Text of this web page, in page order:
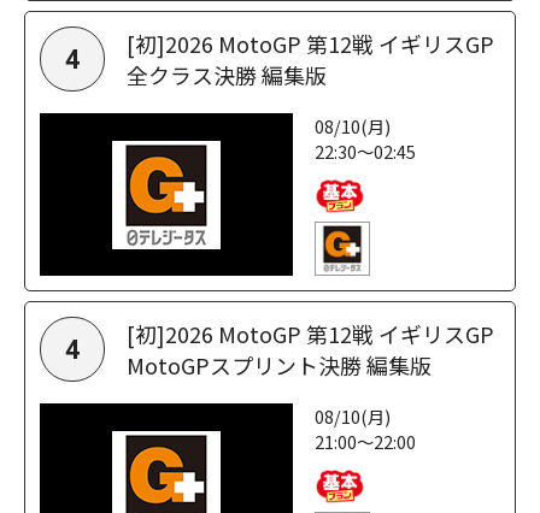
4
[初]2026 MotoGP 第12戦 イギリスGP
全クラス決勝 編集版
08/10(月)
22:30～02:45
4
[初]2026 MotoGP 第12戦 イギリスGP
MotoGPスプリント決勝 編集版
08/10(月)
21:00～22:00